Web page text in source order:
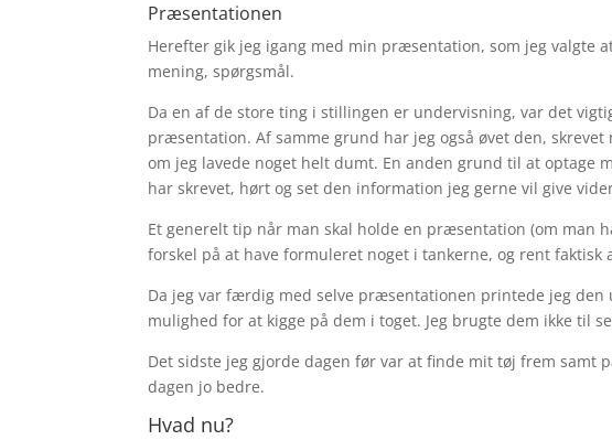
Præsentationen
Herefter gik jeg igang med min præsentation, som jeg valgte
mening, spørgsmål.
Da en af de store ting i stillingen er undervisning, var det
præsentation. Af samme grund har jeg også øvet den,
om jeg lavede noget helt dumt. En anden grund til at optage
har skrevet, hørt og set den information jeg gerne vil give
Et generelt tip når man skal holde en præsentation (om man
forskel på at have formuleret noget i tankerne, og rent faktisk
Da jeg var færdig med selve præsentationen printede jeg den
mulighed for at kigge på dem i toget. Jeg brugte dem ikke til
Det sidste jeg gjorde dagen før var at finde mit tøj frem samt
dagen jo bedre.
Hvad nu?